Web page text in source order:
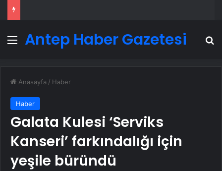
Menü
Antep Haber Gazetesi
Anasayfa / Haber
Haber
Galata Kulesi ‘Serviks
Kanseri’ farkındalığı için
yeşile büründü